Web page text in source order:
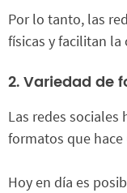
Por lo tanto, las
físicas y facilitan
2. Variedad de
Las redes
formatos que
Hoy en día es